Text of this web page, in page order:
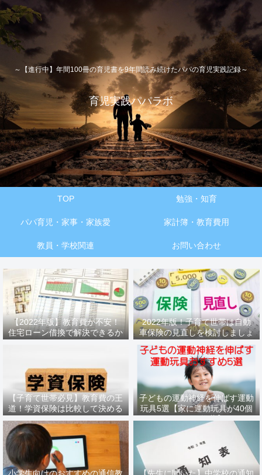
～【進行中】年間100冊の育児書を9年間読み続けたパパの育児実践記録～
育児実践パパラボ
TOP 勉強・知育
パパ育児・家事・家族愛 家計簿・教育費用
教員・学校関連 お問い合わせ
【2022年版】教育費が不安！
住宅ローン借換で解決できるか
2022年版！子育て世帯は自動
車保険の見直しを検討しましょ
【子育て世帯必見】教育費の王
道！学資保険は比較して決める
べき
子どもの運動神経を伸ばす運動
玩具5選【家に運動玩具が40個
あるパパ推薦】